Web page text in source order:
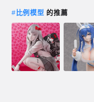
# 比例模型 的推薦